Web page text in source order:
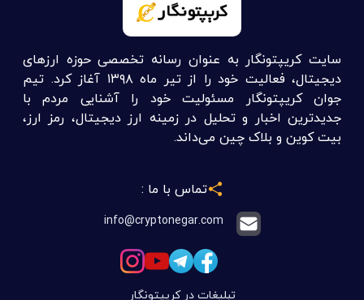
سایت کریپتونگار به عنوان رسانه تخصصی حوزه ارزهای
دیجیتال، فعالیت خود را از تیر ماه ۱۳۹۸ آغاز کرد. تیم
جوان کریپتونگار مسئولیت خود را آشنایی مردم با
جدیدترین اخبار و تحلیل در زمینه ارز دیجیتال، رمز ارز،
بیت کوین و بلاک چین می‌داند.
تماس با ما :
info@cryptonegar.com